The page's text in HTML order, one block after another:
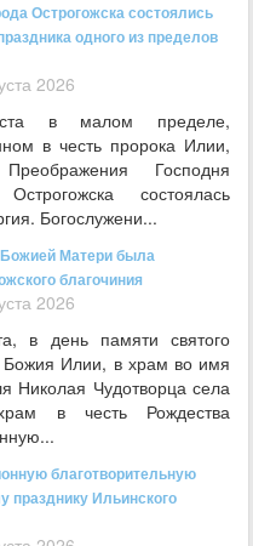
Острогожска состоялись
одного из пределов
2026
в малом пределе,
в честь пророка Илии,
Господня
состоялась
Богослужени...
Божией Матери была
благочиния
2026
в день памяти святого
Божия Илии, в храм во имя
Николая Чудотворца села
в честь Рождества
благотворительную
празднику Ильинского